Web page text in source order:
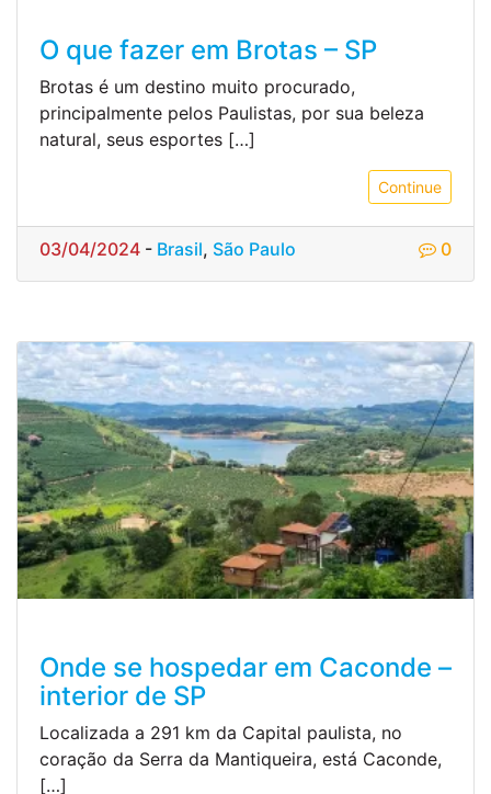
O que fazer em Brotas – SP
Brotas é um destino muito procurado,
principalmente pelos Paulistas, por sua beleza
natural, seus esportes […]
Continue
03/04/2024 - Brasil, São Paulo 0
Onde se hospedar em Caconde –
interior de SP
Localizada a 291 km da Capital paulista, no
coração da Serra da Mantiqueira, está Caconde,
[…]